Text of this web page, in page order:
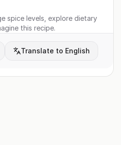
spice levels, explore dietary
this recipe.
Translate to English